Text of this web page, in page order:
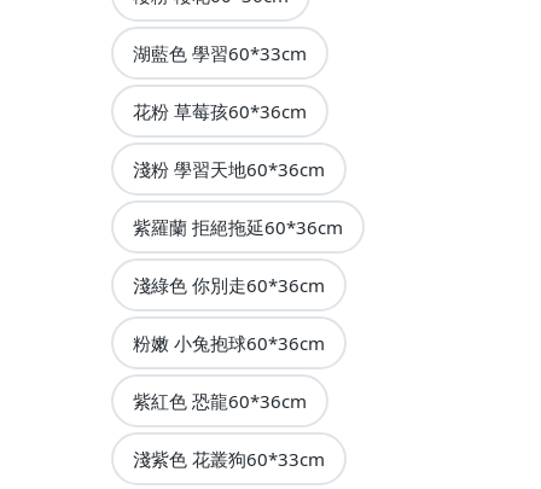
湖藍色 學習60*33cm
花粉 草莓孩60*36cm
淺粉 學習天地60*36cm
紫羅蘭 拒絕拖延60*36cm
淺綠色 你別走60*36cm
粉嫩 小兔抱球60*36cm
紫紅色 恐龍60*36cm
淺紫色 花叢狗60*33cm